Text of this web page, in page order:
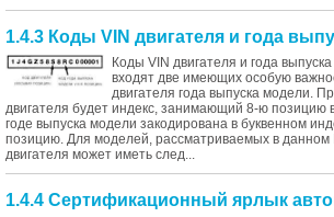
1.4.3 Коды VIN двигателя и года
Коды VIN двигателя и года
входят две имеющих особую
двигателя года выпуска модели.
двигателя будет индекс, занимающий 8-ю позицию
годе выпуска модели закодирована в буквенном
позицию. Для моделей, рассматриваемых в данном
двигателя может иметь след...
1.4.4 Сертификационный ярлык